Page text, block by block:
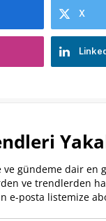
X
ve gündeme dair en
ve trendlerden
e-posta listemize